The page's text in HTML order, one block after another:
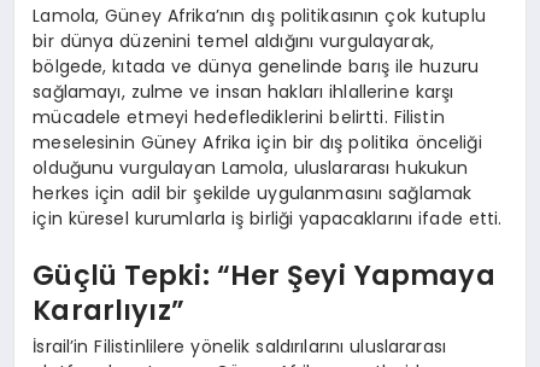
Lamola, Güney Afrika’nın dış politikasının çok kutuplu
bir dünya düzenini temel aldığını vurgulayarak,
bölgede, kıtada ve dünya genelinde barış ile huzuru
sağlamayı, zulme ve insan hakları ihlallerine karşı
mücadele etmeyi hedeflediklerini belirtti. Filistin
meselesinin Güney Afrika için bir dış politika önceliği
olduğunu vurgulayan Lamola, uluslararası hukukun
herkes için adil bir şekilde uygulanmasını sağlamak
için küresel kurumlarla iş birliği yapacaklarını ifade etti.
Güçlü Tepki: “Her Şeyi Yapmaya
Kararlıyız”
İsrail’in Filistinlilere yönelik saldırılarını uluslararası